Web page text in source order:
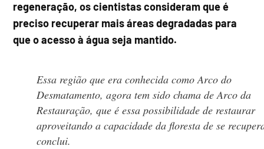
regeneração, os cientistas consideram que é
preciso recuperar mais áreas degradadas para
que o acesso à água seja mantido.
Essa região que era conhecida como Arco do
Desmatamento, agora tem sido chama de Arco da
Restauração, que é essa possibilidade de restaurar
aproveitando a capacidade da floresta de se
conclui.